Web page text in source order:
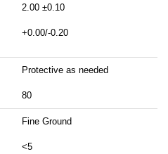
2.00 ±0.10
+0.00/-0.20
Protective as needed
80
Fine Ground
<5